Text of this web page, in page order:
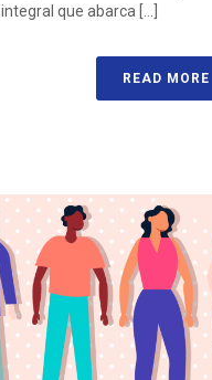
integral que abarca [...]
READ MORE